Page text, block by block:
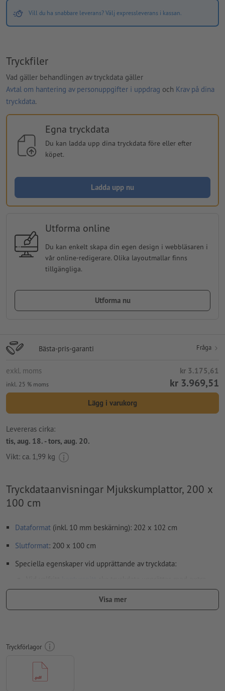
Vill du ha snabbare leverans? Välj expressleverans i kassan.
Tryckfiler
Vad gäller behandlingen av tryckdata gäller
Avtal om hantering av personuppgifter i uppdrag och Krav på dina
tryckdata.
Egna tryckdata
Du kan ladda upp dina tryckdata före eller efter
köpet.
Ladda upp nu
Utforma online
Du kan enkelt skapa din egen design i webbläsaren i
vår online-redigerare. Olika layoutmallar finns
tillgängliga.
Utforma nu
Bästa-pris-garanti Fråga
exkl. moms kr 3.175,61
inkl. 25 % moms kr 3.969,51
Lägg i varukorg
Levereras cirka:
tis, aug. 18. - tors, aug. 20.
Vikt: ca. 1,99 kg
Tryckdataanvisningar Mjukskumplattor, 200 x
100 cm
Dataformat (inkl. 10 mm beskärning): 202 x 102 cm
Slutformat: 200 x 100 cm
Speciella egenskaper vid upprättande av tryckdata:
snittkontur
Upplösning:150 dpi
mm avstånd till slutformatet
konverterade till kurvor
Visa mer
Tryckförlagor